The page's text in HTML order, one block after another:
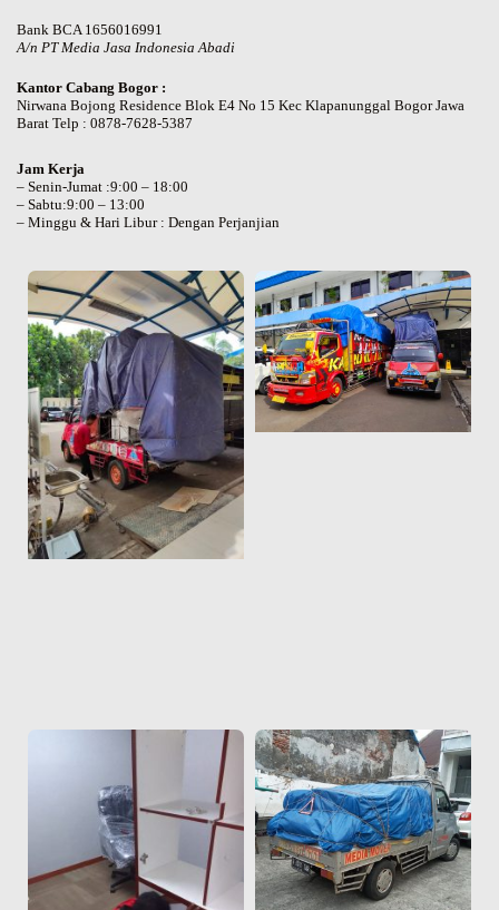
Bank BCA 1656016991
A/n PT Media Jasa Indonesia Abadi
Kantor Cabang Bogor :
Nirwana Bojong Residence Blok E4 No 15 Kec Klapanunggal Bogor Jawa
Barat Telp : 0878-7628-5387
Jam Kerja
– Senin-Jumat :9:00 – 18:00
– Sabtu:9:00 – 13:00
– Minggu & Hari Libur : Dengan Perjanjian